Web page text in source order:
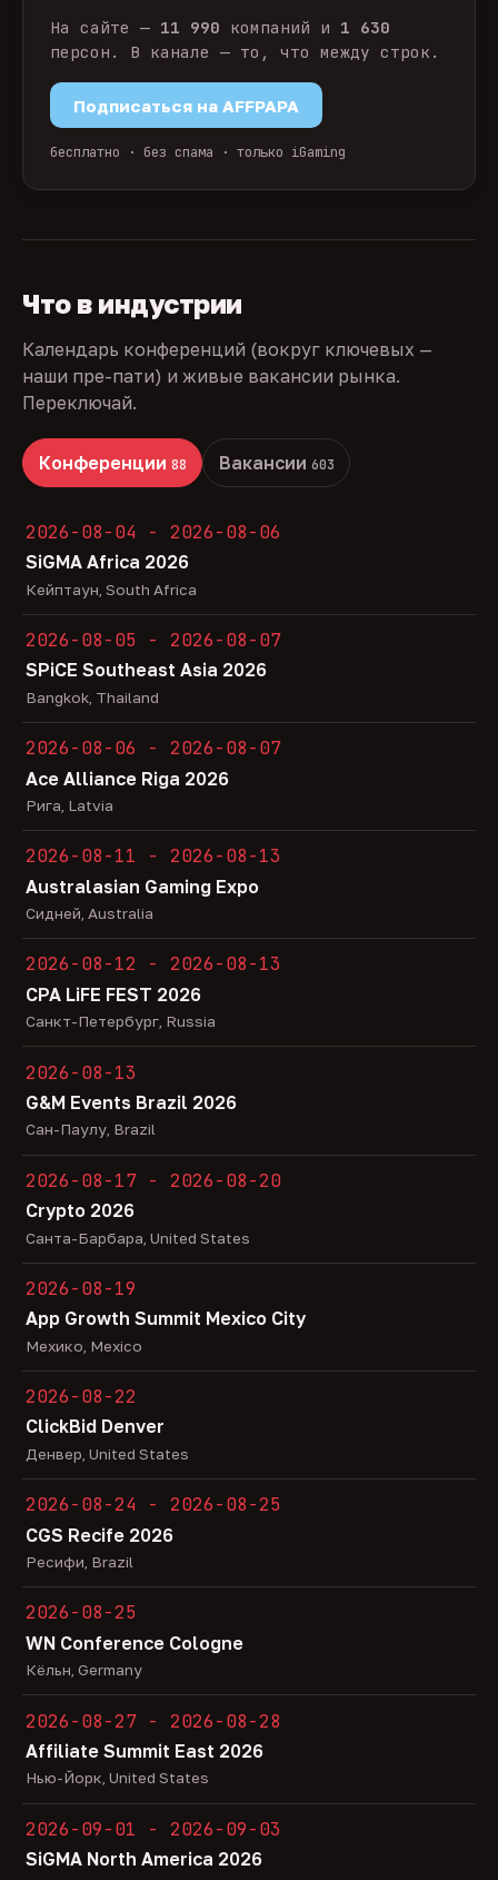
На сайте — 11 990 компаний и 1 630
персон. В канале — то, что между строк.
Подписаться на AFFPAPA
бесплатно · без спама · только iGaming
Что в индустрии
Календарь конференций (вокруг ключевых —
наши пре-пати) и живые вакансии рынка.
Переключай.
Конференции 88 Вакансии 603
2026-08-04 - 2026-08-06
SiGMA Africa 2026
Кейптаун, South Africa
2026-08-05 - 2026-08-07
SPiCE Southeast Asia 2026
Bangkok, Thailand
2026-08-06 - 2026-08-07
Ace Alliance Riga 2026
Рига, Latvia
2026-08-11 - 2026-08-13
Australasian Gaming Expo
Сидней, Australia
2026-08-12 - 2026-08-13
CPA LiFE FEST 2026
Санкт-Петербург, Russia
2026-08-13
G&M Events Brazil 2026
Сан-Паулу, Brazil
2026-08-17 - 2026-08-20
Crypto 2026
Санта-Барбара, United States
2026-08-19
App Growth Summit Mexico City
Мехико, Mexico
2026-08-22
ClickBid Denver
Денвер, United States
2026-08-24 - 2026-08-25
CGS Recife 2026
Ресифи, Brazil
2026-08-25
WN Conference Cologne
Кёльн, Germany
2026-08-27 - 2026-08-28
Affiliate Summit East 2026
Нью-Йорк, United States
2026-09-01 - 2026-09-03
SiGMA North America 2026